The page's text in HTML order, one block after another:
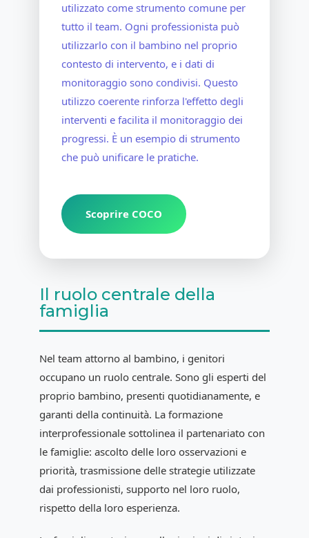
utilizzato come strumento comune per
tutto il team. Ogni professionista può
utilizzarlo con il bambino nel proprio
contesto di intervento, e i dati di
monitoraggio sono condivisi. Questo
utilizzo coerente rinforza l'effetto degli
interventi e facilita il monitoraggio dei
progressi. È un esempio di strumento
che può unificare le pratiche.
Scoprire COCO
Il ruolo centrale della
famiglia
Nel team attorno al bambino, i genitori
occupano un ruolo centrale. Sono gli esperti del
proprio bambino, presenti quotidianamente, e
garanti della continuità. La formazione
interprofessionale sottolinea il partenariato con
le famiglie: ascolto delle loro osservazioni e
priorità, trasmissione delle strategie utilizzate
dai professionisti, supporto nel loro ruolo,
rispetto della loro esperienza.